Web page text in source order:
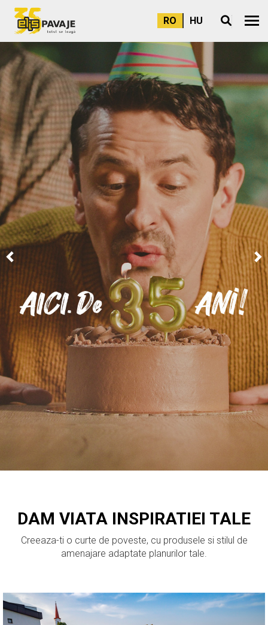
RO HU Meniu
DAM VIATA INSPIRATIEI TALE
Creeaza-ti o curte de poveste, cu produsele si stilul de
amenajare adaptate planurilor tale.